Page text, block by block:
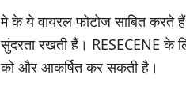
मे के ये वायरल फोटोज साबित करते
सुंदरता रखती हैं। RESECENE के
को और आकर्षित कर सकती है।